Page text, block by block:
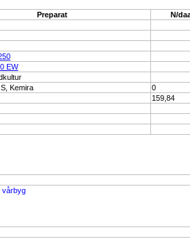
Preparat N/
EW
Kemira 0
159,84
vårbyg